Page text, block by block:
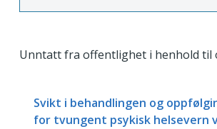
Unntatt fra offentlighet i henhold til
Svikt i behandlingen og
for tvungent psykisk helsevern